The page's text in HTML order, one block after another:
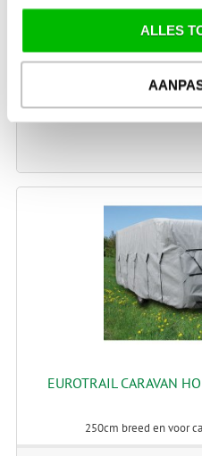
ALLES
EUROTRAIL CARAVAN
250cm breed en voor
€ 259,99
EUROTRAIL CARAVAN
250cm breed en voor